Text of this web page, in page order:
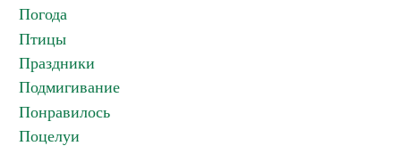
Погода
Птицы
Праздники
Подмигивание
Понравилось
Поцелуи